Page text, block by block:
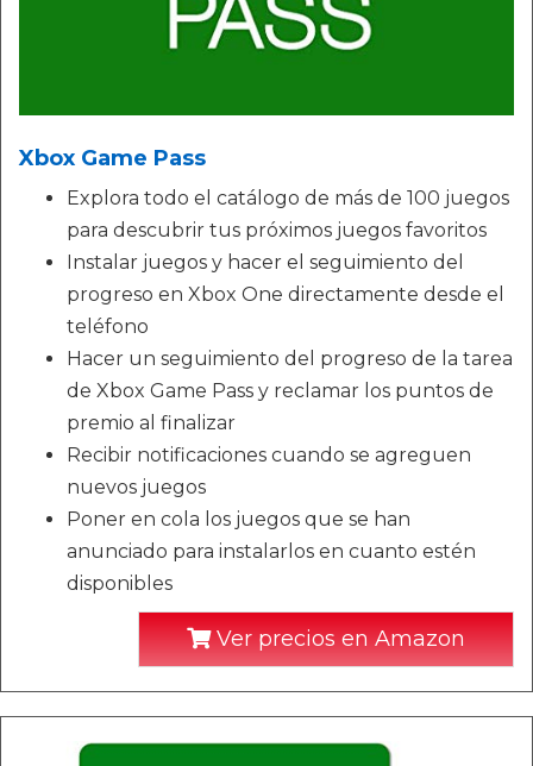
Xbox Game Pass
Explora todo el catálogo de más de 100 juegos
para descubrir tus próximos juegos favoritos
Instalar juegos y hacer el seguimiento del
progreso en Xbox One directamente desde el
teléfono
Hacer un seguimiento del progreso de la tarea
de Xbox Game Pass y reclamar los puntos de
premio al finalizar
Recibir notificaciones cuando se agreguen
nuevos juegos
Poner en cola los juegos que se han
anunciado para instalarlos en cuanto estén
disponibles
Ver precios en Amazon